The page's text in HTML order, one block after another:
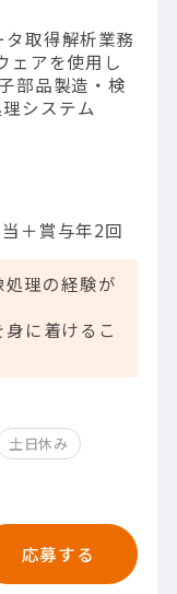
取得解析業務
ェアを使用し
部品製造・検
システム
＋賞与年2回
処理の経験が
に着けるこ
土日休み
応募する